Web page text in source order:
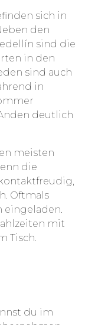
sich in
den
sind die
in den
sind auch
in
deutlich
meisten
die
Oftmals
eingeladen.
mit
Tisch.
du im